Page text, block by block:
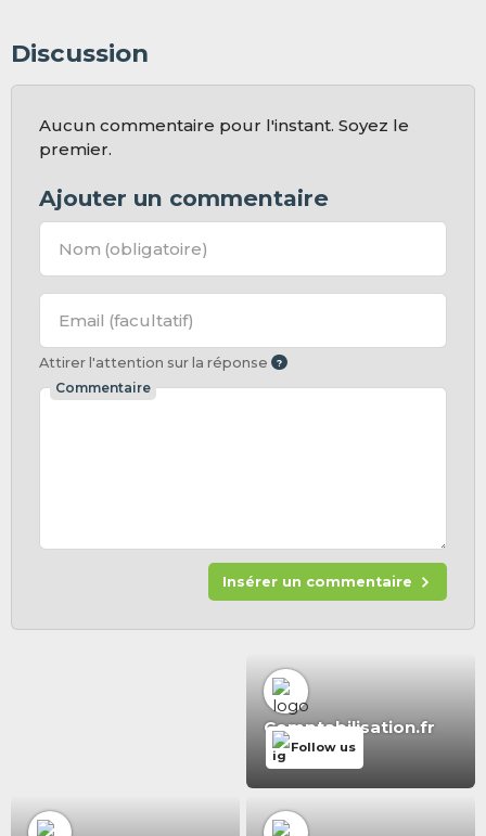
Discussion
Aucun commentaire pour l'instant. Soyez le
premier.
Ajouter un commentaire
Nom (obligatoire)
Email (facultatif)
Attirer l'attention sur la réponse
Commentaire
Insérer un commentaire
Comptabilisation.fr
Follow us